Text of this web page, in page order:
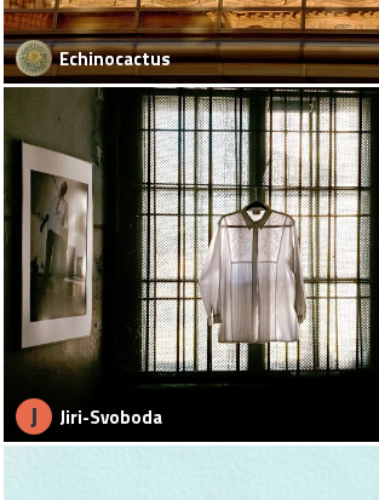
Echinocactus
J Jiri-Svoboda